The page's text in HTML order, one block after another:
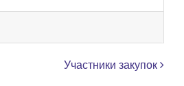
Участники закупок